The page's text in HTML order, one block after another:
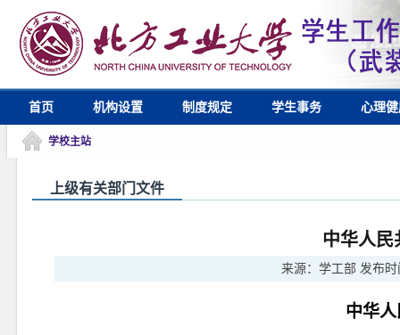
首页 机构设置 制度规定 学生事务 心理
学校主站
上级有关部门文件
中华人民
来源： 学工部 发布时
中华